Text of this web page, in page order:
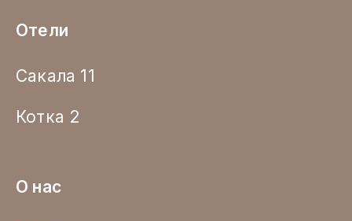
Отели
Сакала 11
Котка 2
О нас